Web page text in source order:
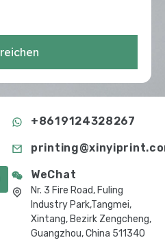
+8619124328267
WeChat
Nr. 3 Fire Road, Fuling
Industry Park,Tangmei,
Xintang, Bezirk Zengcheng,
Guangzhou, China 511340